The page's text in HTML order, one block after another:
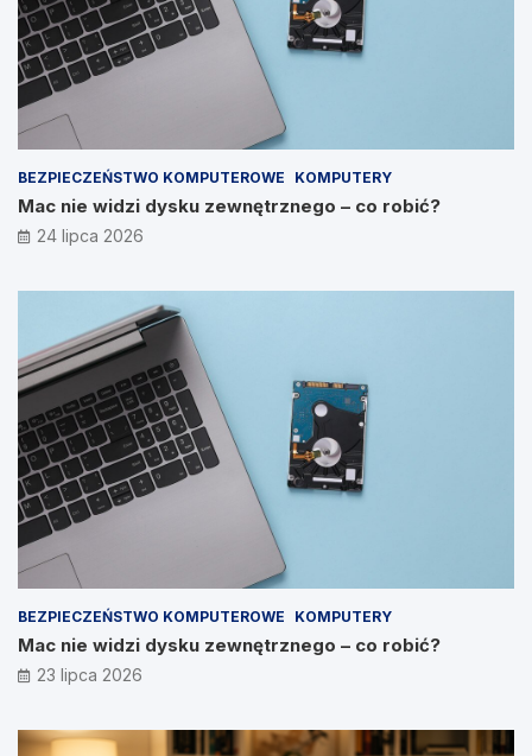
BEZPIECZEŃSTWO KOMPUTEROWE KOMPUTERY
Mac nie widzi dysku zewnętrznego – co robić?
24 lipca 2026
BEZPIECZEŃSTWO KOMPUTEROWE KOMPUTERY
Mac nie widzi dysku zewnętrznego – co robić?
23 lipca 2026